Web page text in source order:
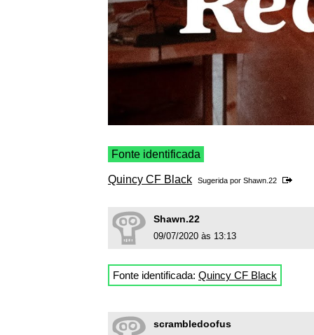
Fonte identificada
Quincy CF Black Sugerida por Shawn.22
Shawn.22
09/07/2020 às 13:13
Fonte identificada: Quincy CF Black
scrambledoofus